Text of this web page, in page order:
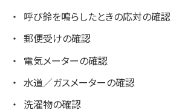
呼び鈴を鳴らしたときの応対の確認
郵便受けの確認
電気メーターの確認
水道／ガスメーターの確認
洗濯物の確認